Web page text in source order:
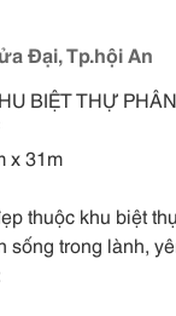
Đại, Tp.hội An
BIỆT THỰ
x 31m
thuộc khu biệt
sống trong lành,